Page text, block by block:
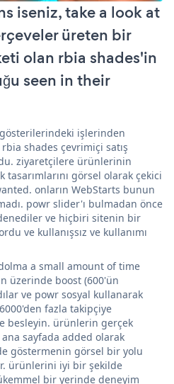
iseniz, take a look at
üreten bir
olan rbia shades'in
seen in their
işlerinden
shades çevrimiçi satış
ziyaretçilere ürünlerinin
görsel olarak çekici
onların WebStarts bunun
powr slider'ı bulmadan önce
ve hiçbiri sitenin bir
ve kullanışsız ve kullanımı
a small amount of time
üzerinde boost (600'ün
ve powr sosyal kullanarak
fazla takipçiye
besleyin. ürünlerin gerçek
sayfada added olarak
göstermenin görsel bir yolu
ürünlerini iyi bir şekilde
bir yerinde deneyim